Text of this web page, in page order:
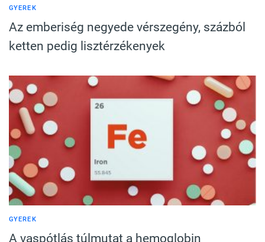
GYEREK
Az emberiség negyede vérszegény, százból
ketten pedig lisztérzékenyek
GYEREK
A vaspótlás túlmutat a hemoglobin